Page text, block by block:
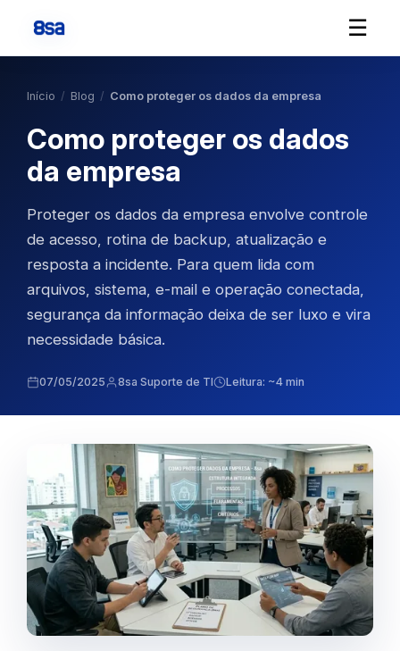
☰
Início / Blog / Como proteger os dados da empresa
Como proteger os dados
da empresa
Proteger os dados da empresa envolve controle
de acesso, rotina de backup, atualização e
resposta a incidente. Para quem lida com
arquivos, sistema, e-mail e operação conectada,
segurança da informação deixa de ser luxo e vira
necessidade básica.
07/05/2025 8sa Suporte de TI Leitura: ~4 min